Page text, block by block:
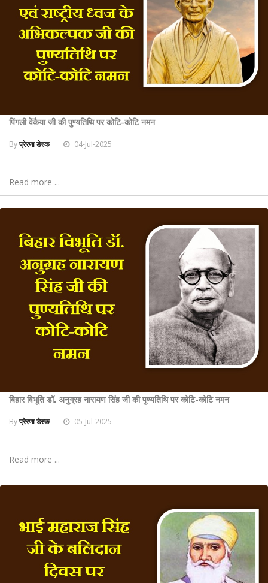
पिंगली वेंकैया जी की पुण्यतिथि पर कोटि-कोटि नमन
Byप्रेरणा डेस्क 04-Jul-2025
Read more ...
बिहार विभूति डॉ. अनुग्रह नारायण सिंह जी की पुण्यतिथि पर कोटि-कोटि नमन
Byप्रेरणा डेस्क 05-Jul-2025
Read more ...